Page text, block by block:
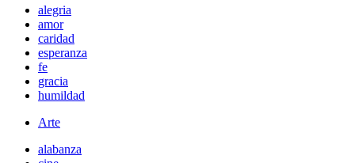
alegria
amor
caridad
esperanza
fe
gracia
humildad
Arte
alabanza